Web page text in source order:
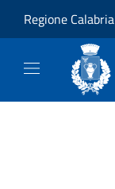
Regione Calabria